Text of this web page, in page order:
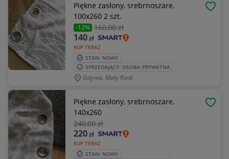
Piękne zasłony, srebrnoszare.
100x260 2 szt.
-12% 160,00 zł
KUP TERAZ
140zł
STAN: NOWY
SPRZEDAJĄCY: OSOBA PRYWATNA
Gdynia, Mały Kack
Piękne zasłony, srebrnoszare.
140x260
240,00 zł
KUP TERAZ
220zł
STAN: NOWY